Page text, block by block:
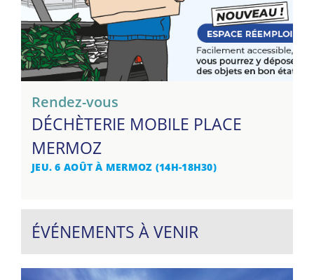
Rendez-vous
DÉCHÈTERIE MOBILE PLACE
MERMOZ
JEU. 6 AOÛT À MERMOZ (14H-18H30)
ÉVÉNEMENTS À VENIR